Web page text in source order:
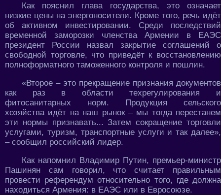
Как пояснил глава государства, это означает
низкие цены на энергоносители. Кроме того, речь идёт
об активном инвестировании. Среди последствий
временной заморозки членства Армении в ЕАЭС
президент России назвал закрытие соглашений о
свободной торговле, что приведёт к восстановлению
полноформатного таможенного контроля и пошлин.
«Второе – это прекращение признания документов
как раз в области техрегулирования и
фитосанитарных норм. Продукция сельского
хозяйства идёт на наш рынок – мы тогда перестанем
эти нормы признавать... Затем сокращение торговли
услугами, туризм, транспортные услуги и так далее»,
– сообщил российский лидер.
Как напомнил Владимир Путин, премьер-министр
Пашинян сам говорил, что считает правильным
провести референдум относительно того, где должна
находиться Армения: в ЕАЭС или в Евросоюзе.